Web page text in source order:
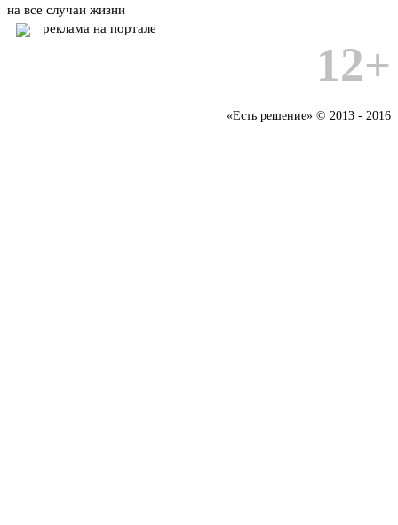
на все случаи жизни
реклама на портале
12+
«Есть решение» © 2013 - 2016